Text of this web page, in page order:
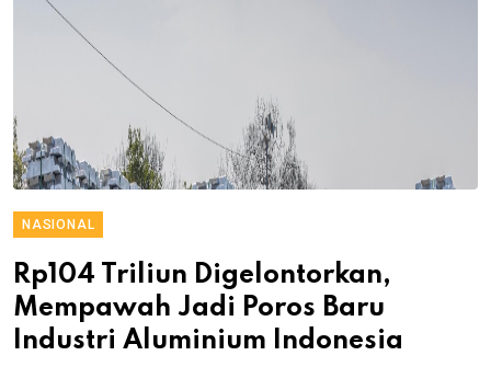
NASIONAL
Rp104 Triliun Digelontorkan,
Mempawah Jadi Poros Baru
Industri Aluminium Indonesia